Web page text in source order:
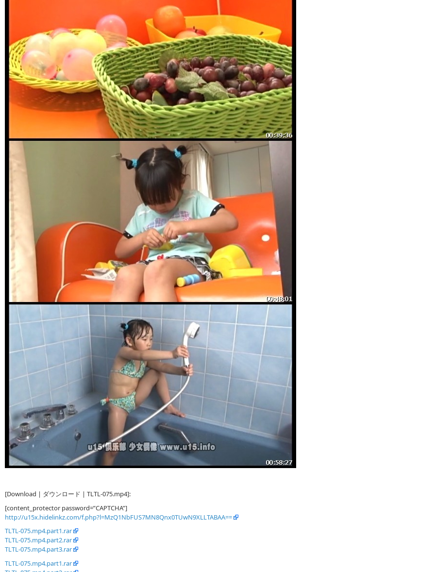
[Download | ダウンロード | TLTL-075.mp4]:
[content_protector password=”CAPTCHA”]
http://u15x.hidelinkz.com/f.php?l=MzQ1NbFUS7MN8Qnx0TUwN9XLLTABAA==
TLTL-075.mp4.part1.rar
TLTL-075.mp4.part2.rar
TLTL-075.mp4.part3.rar
TLTL-075.mp4.part1.rar